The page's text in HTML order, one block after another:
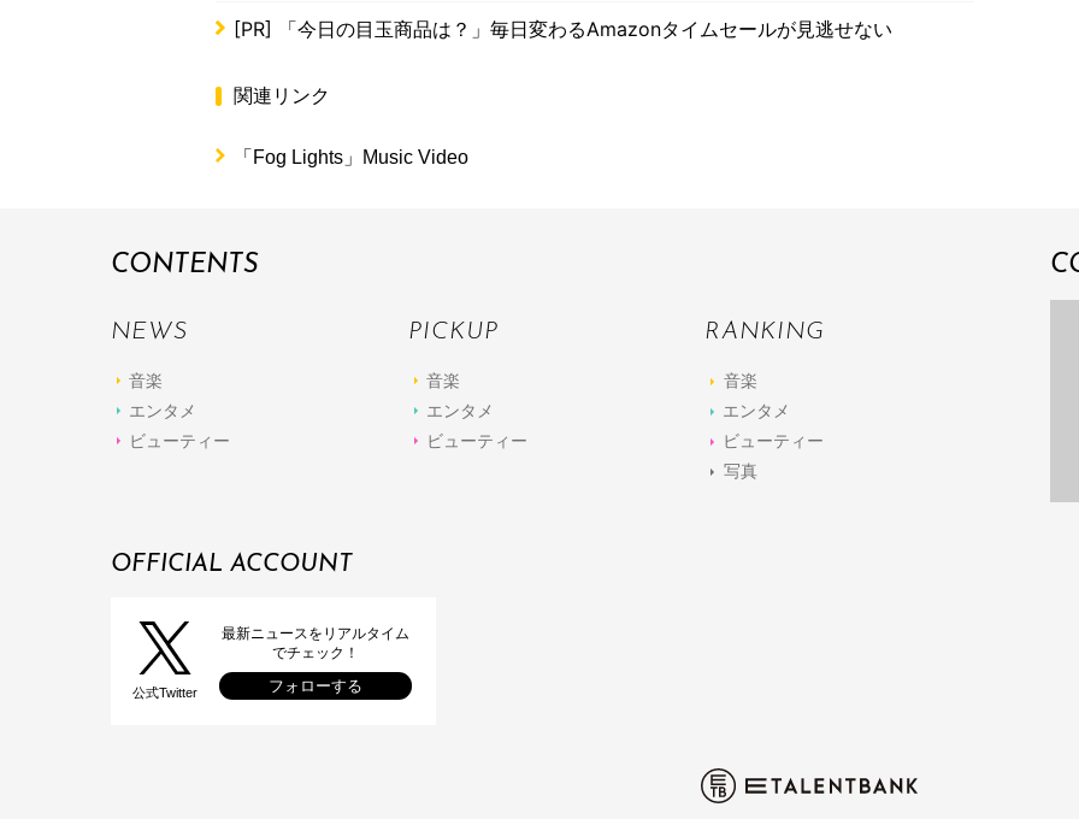
[PR] 「今日の目玉商品は？」毎日変わるAmazonタイムセールが見逃せない
関連リンク
「Fog Lights」Music Video
CONTENTS
NEWS
音楽
エンタメ
ビューティー
PICKUP
音楽
エンタメ
ビューティー
RANKING
音楽
エンタメ
ビューティー
写真
OFFICIAL ACCOUNT
公式Twitter
最新ニュースをリアルタイム
でチェック！
フォローする